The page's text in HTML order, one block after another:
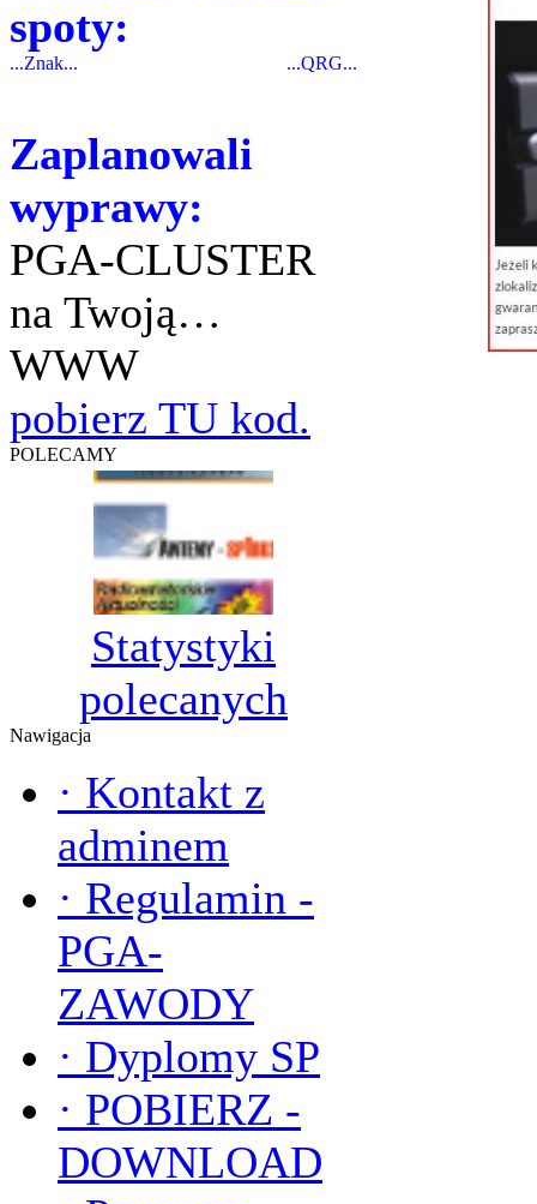
spoty:
...Znak... ...QRG...
Zaplanowali
wyprawy:
PGA-CLUSTER
na Twoją…
WWW
pobierz TU kod.
POLECAMY
Statystyki
polecanych
Nawigacja
· Kontakt z
adminem
· Regulamin -
PGA-
ZAWODY
· Dyplomy SP
· POBIERZ -
DOWNLOAD